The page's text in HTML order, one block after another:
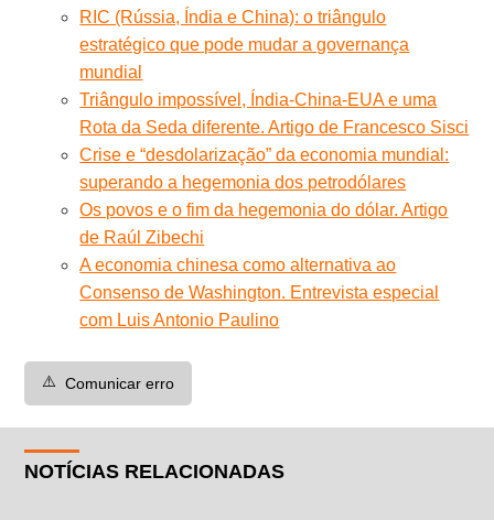
RIC (Rússia, Índia e China): o triângulo
estratégico que pode mudar a governança
mundial
Triângulo impossível, Índia-China-EUA e uma
Rota da Seda diferente. Artigo de Francesco Sisci
Crise e “desdolarização” da economia mundial:
superando a hegemonia dos petrodólares
Os povos e o fim da hegemonia do dólar. Artigo
de Raúl Zibechi
A economia chinesa como alternativa ao
Consenso de Washington. Entrevista especial
com Luis Antonio Paulino
⚠️ Comunicar erro
NOTÍCIAS RELACIONADAS